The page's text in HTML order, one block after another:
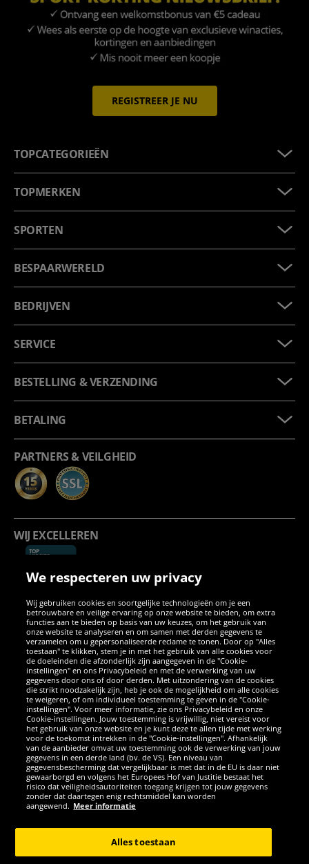
REGISTREER JE NU
TOPCATEGORIEËN
TOPMERKEN
SPORTEN
BESPAARWERELD
BEDRIJVEN
SERVICE
BESTELLING & VERZENDING
BETALING
PARTNERS & VEILGHEID
WIJ EXCELLEREN
SOCIALE MEDIA
FacebookInstagram
WhatsApp
TikTokTwitterYouTube
APPS
GER - Alle rechten voorbehouden
*Alle prijzen incl. wettelijke btw excl. verzendingskosten en eventueel
We respecteren uw privacy
Wij gebruiken cookies en soortgelijke technologieën om je een
betrouwbare en veilige ervaring op onze website te bieden, om extra
functies aan te bieden op basis van uw keuzes, om het gebruik van
onze website te analyseren en om samen met derden gegevens te
verzamelen om u gepersonaliseerde reclame te tonen. Door op "Alles
toestaan" te klikken, stem je in met het gebruik van alle cookies voor
de doeleinden die afzonderlijk zijn aangegeven in de "Cookie-
instellingen" en ons Privacybeleid en met de verwerking van uw
gegevens door ons of door derden. Met uitzondering van de cookies
die strikt noodzakelijk zijn, heb je ook de mogelijkheid om alle cookies
te weigeren, of om individueel toestemming te geven in de "Cookie-
instellingen". Voor meer informatie, zie ons Privacybeleid en onze
Cookie-instellingen. Jouw toestemming is vrijwillig, niet vereist voor
het gebruik van onze website en je kunt deze te allen tijde met werking
voor de toekomst intrekken in de "Cookie-instellingen". Afhankelijk
van de aanbieder omvat uw toestemming ook de verwerking van jouw
gegevens in een derde land (bv. de VS). Een niveau van
gegevensbescherming dat vergelijkbaar is met dat in de EU is daar niet
gewaarborgd en volgens het Europees Hof van Justitie bestaat het
risico dat veiligheidsautoriteiten toegang krijgen tot jouw gegevens
zonder dat daartegen enig rechtsmiddel kan worden
aangewend. Meer informatie
Alles toestaan